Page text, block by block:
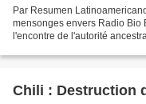
Par Resumen
mensonges envers Radio Bio
l'encontre de l'autorité
Chili : Destruction